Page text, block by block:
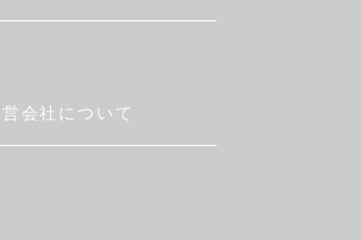
会社について